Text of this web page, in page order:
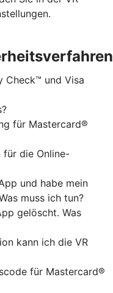
Check™ und Visa
für Mastercard®
für die Online-
und habe mein
muss ich tun?
gelöscht. Was
kann ich die VR
für Mastercard®